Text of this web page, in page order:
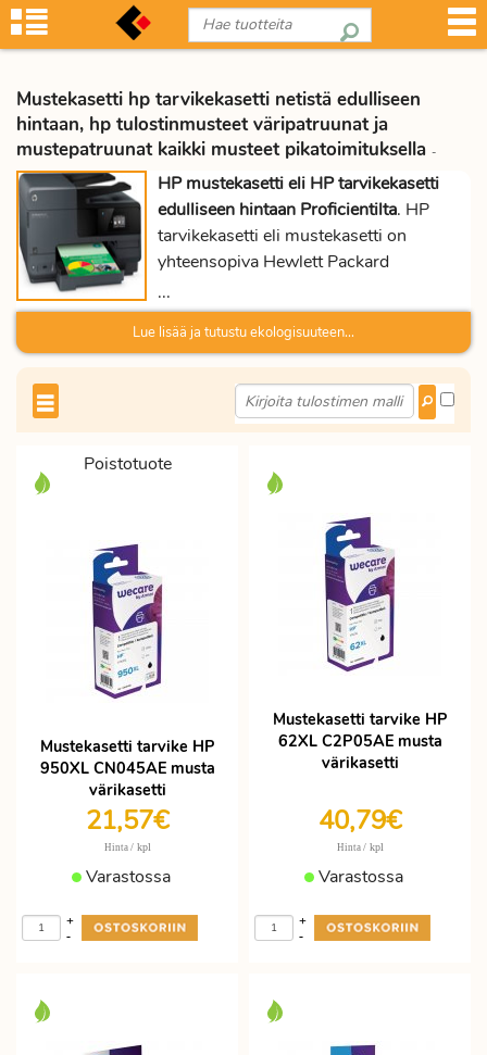
Mustekasetti hp tarvikekasetti netistä edulliseen
hintaan, hp tulostinmusteet väripatruunat ja
mustepatruunat kaikki musteet pikatoimituksella -
HP mustekasetti eli HP tarvikekasetti
edulliseen hintaan Proficientilta. HP
tarvikekasetti eli mustekasetti on
yhteensopiva Hewlett Packard
sopivat HP tarvikekasetit sekä muut
toimistotarvikkeet ja tee tilaus
sopivat laserkasetit tai mustekasetitHP
yhteensopivuustaulukosta. HP
sama, kuin alkuperäinenkin. Samoin
tehdas lupaa peittoa, eli tulostettavia
sivuja saman määrän, kuin
alkuperäiselläkin. Muistathan, että yli
140 € toimistotarvike / HP tarvikekasetti
tilaukset rahtivapaasti nopealla
toimituksella.
...
Lue lisää ja tutustu ekologisuuteen...
Poistotuote
Mustekasetti tarvike HP
950XL CN045AE musta
värikasetti
21,57€
Hinta / kpl
Varastossa
-
+
Mustekasetti tarvike HP
62XL C2P05AE musta
värikasetti
40,79€
Hinta / kpl
Varastossa
-
+